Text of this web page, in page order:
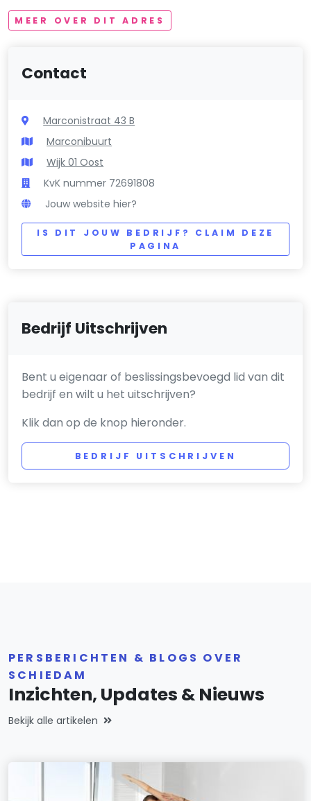
MEER OVER DIT ADRES
Contact
Marconistraat 43 B
Marconibuurt
Wijk 01 Oost
KvK nummer 72691808
Jouw website hier?
IS DIT JOUW BEDRIJF? CLAIM DEZE
PAGINA
Bedrijf Uitschrijven
Bent u eigenaar of beslissingsbevoegd lid van dit
bedrijf en wilt u het uitschrijven?
Klik dan op de knop hieronder.
BEDRIJF UITSCHRIJVEN
PERSBERICHTEN & BLOGS OVER
SCHIEDAM
Inzichten, Updates & Nieuws
Bekijk alle artikelen